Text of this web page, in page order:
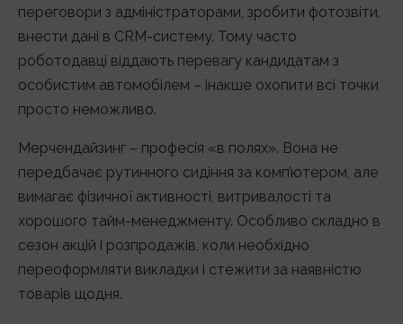
переговори з адміністраторами, зробити фотозвіти,
внести дані в CRM-систему. Тому часто
роботодавці віддають перевагу кандидатам з
особистим автомобілем – інакше охопити всі точки
просто неможливо.
Мерчендайзинг – професія «в полях». Вона не
передбачає рутинного сидіння за комп’ютером, але
вимагає фізичної активності, витривалості та
хорошого тайм-менеджменту. Особливо складно в
сезон акцій і розпродажів, коли необхідно
переоформляти викладки і стежити за наявністю
товарів щодня.